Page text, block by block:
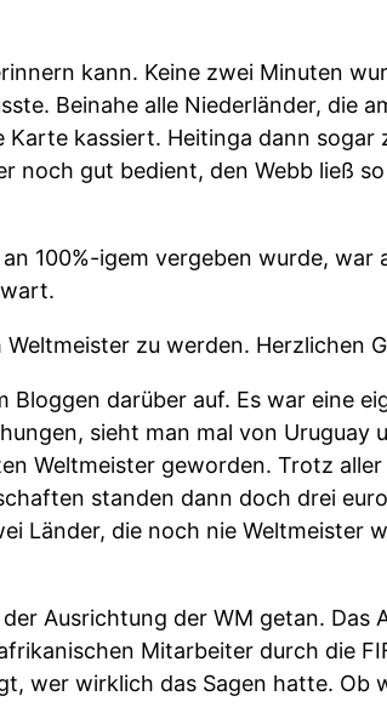
kann. Keine zwei Minuten
Beinahe alle Niederländer, die
kassiert. Heitinga dann sogar
noch gut bedient, den Webb ließ
100%-igem vergeben wurde, war
zu werden. Herzlichen
darüber auf. Es war eine
sieht man mal von Uruguay
Weltmeister geworden. Trotz
standen dann doch drei
Länder, die noch nie Weltmeister
Ausrichtung der WM getan. Das
Mitarbeiter durch die
wer wirklich das Sagen hatte. Ob